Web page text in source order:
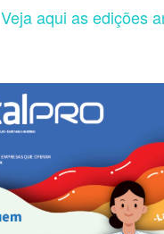
Veja aqui as edições